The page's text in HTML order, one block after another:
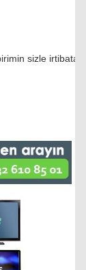
sizle irtibata